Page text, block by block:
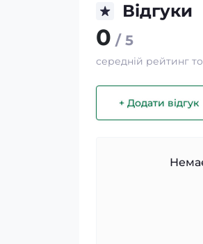
Відгуки
0 / 5
середній рейтинг
+ Додати відгук